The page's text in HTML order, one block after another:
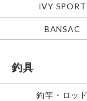
IVY SPORT
BANSAC
釣具
釣竿・ロッド